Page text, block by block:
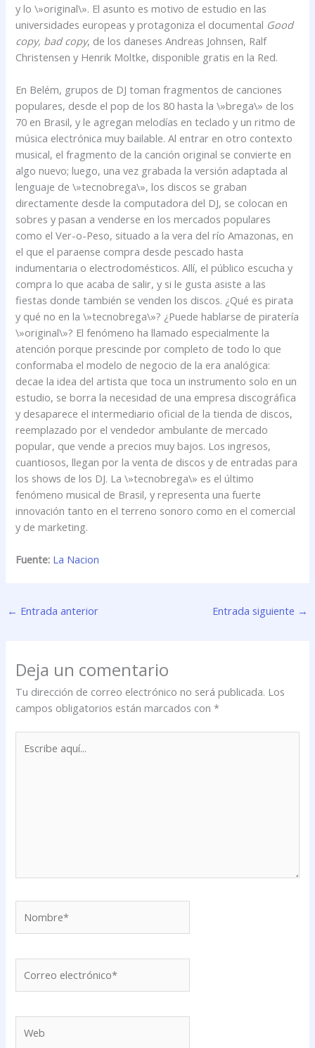
y lo \»original\». El asunto es motivo de estudio en las
universidades europeas y protagoniza el documental Good
copy, bad copy, de los daneses Andreas Johnsen, Ralf
Christensen y Henrik Moltke, disponible gratis en la Red.
En Belém, grupos de DJ toman fragmentos de canciones
populares, desde el pop de los 80 hasta la \»brega\» de los
70 en Brasil, y le agregan melodías en teclado y un ritmo de
música electrónica muy bailable. Al entrar en otro contexto
musical, el fragmento de la canción original se convierte en
algo nuevo; luego, una vez grabada la versión adaptada al
lenguaje de \»tecnobrega\», los discos se graban
directamente desde la computadora del DJ, se colocan en
sobres y pasan a venderse en los mercados populares
como el Ver-o-Peso, situado a la vera del río Amazonas, en
el que el paraense compra desde pescado hasta
indumentaria o electrodomésticos. Allí, el público escucha y
compra lo que acaba de salir, y si le gusta asiste a las
fiestas donde también se venden los discos. ¿Qué es pirata
y qué no en la \»tecnobrega\»? ¿Puede hablarse de piratería
\»original\»? El fenómeno ha llamado especialmente la
atención porque prescinde por completo de todo lo que
conformaba el modelo de negocio de la era analógica:
decae la idea del artista que toca un instrumento solo en un
estudio, se borra la necesidad de una empresa discográfica
y desaparece el intermediario oficial de la tienda de discos,
reemplazado por el vendedor ambulante de mercado
popular, que vende a precios muy bajos. Los ingresos,
cuantiosos, llegan por la venta de discos y de entradas para
los shows de los DJ. La \»tecnobrega\» es el último
fenómeno musical de Brasil, y representa una fuerte
innovación tanto en el terreno sonoro como en el comercial
y de marketing.
Fuente: La Nacion
← Entrada anterior Entrada siguiente →
Deja un comentario
Tu dirección de correo electrónico no será publicada. Los
campos obligatorios están marcados con*
aquí...
electrónico*